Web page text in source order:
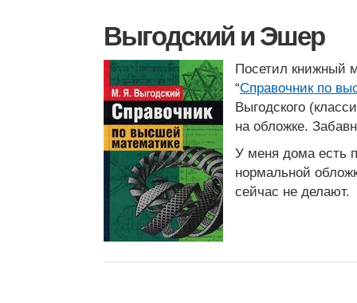
Выгодский и Эшер
Посетил книжный
“Справочник по
Выгодского
на обложке.
У меня дома есть
нормальной
сейчас не делают.